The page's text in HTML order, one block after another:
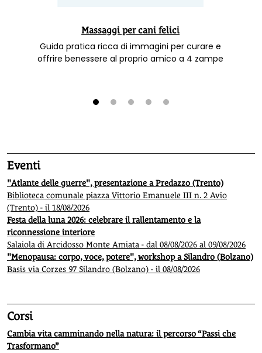
Massaggi per cani felici
Guida pratica ricca di immagini per curare e
offrire benessere al proprio amico a 4 zampe
Eventi
"Atlante delle guerre", presentazione a Predazzo (Trento)
Biblioteca comunale piazza Vittorio Emanuele III n. 2 Avio
(Trento) - il 18/08/2026
Festa della luna 2026: celebrare il rallentamento e la
riconnessione interiore
Salaiola di Arcidosso Monte Amiata - dal 08/08/2026 al 09/08/2026
"Menopausa: corpo, voce, potere", workshop a Silandro (Bolzano)
Basis via Corzes 97 Silandro (Bolzano) - il 08/08/2026
Corsi
Cambia vita camminando nella natura: il percorso “Passi che
Trasformano”